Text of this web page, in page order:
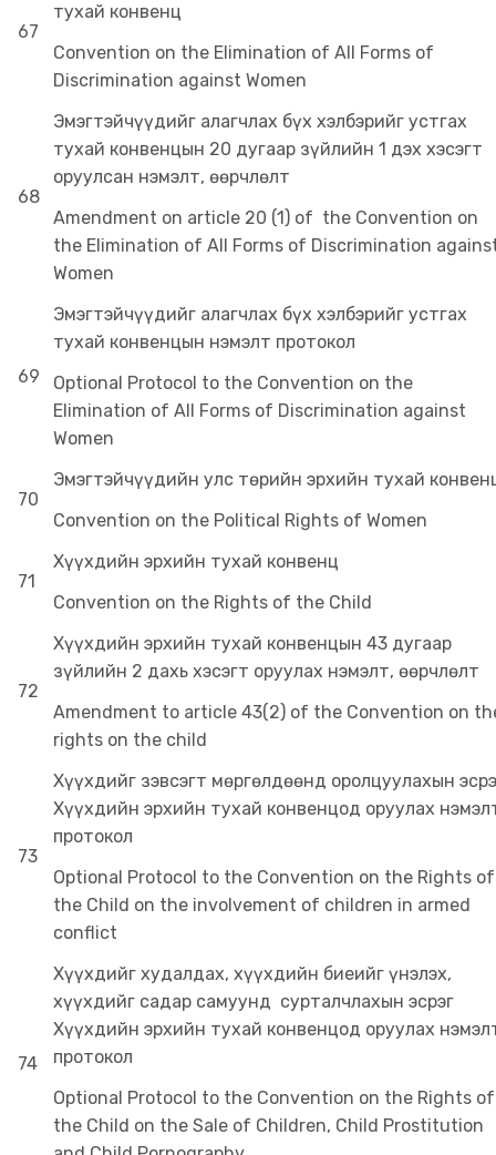
67
тухай конвенц
Convention on the Elimination of All Forms of
Discrimination against Women
68
Эмэгтэйчүүдийг алагчлах бүх хэлбэрийг устгах
тухай конвенцын 20 дугаар зүйлийн 1 дэх хэсэгт
оруулсан нэмэлт, өөрчлөлт
Amendment on article 20 (1) of the Convention on
the Elimination of All Forms of Discrimination
Women
69
Эмэгтэйчүүдийг алагчлах бүх хэлбэрийг устгах
тухай конвенцын нэмэлт протокол
Optional Protocol to the Convention on the
Elimination of All Forms of Discrimination against
Women
70
Эмэгтэйчүүдийн улс төрийн эрхийн тухай
Convention on the Political Rights of Women
71
Хүүхдийн эрхийн тухай конвенц
Convention on the Rights of the Child
72
Хүүхдийн эрхийн тухай конвенцын 43 дугаар
зүйлийн 2 дахь хэсэгт оруулах нэмэлт, өөрчлөлт
Amendment to article 43(2) of the Convention on
rights on the child
73
Хүүхдийг зэвсэгт мөргөлдөөнд оролцуулахын
Хүүхдийн эрхийн тухай конвенцод оруулах
протокол
Optional Protocol to the Convention on the Rights of
the Child on the involvement of children in armed
conflict
74
Хүүхдийг худалдах, хүүхдийн биеийг үнэлэх,
хүүхдийг садар самуунд сурталчлахын эсрэг
Хүүхдийн эрхийн тухай конвенцод оруулах
протокол
Optional Protocol to the Convention on the Rights of
the Child on the Sale of Children, Child Prostitution